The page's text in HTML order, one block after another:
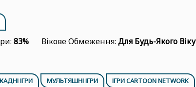
83% Вікове Обмеження: Для Будь-Якого Віку
ІГРИ МУЛЬТЯШНІ ІГРИ
ІГРИ CARTOON NETWORK